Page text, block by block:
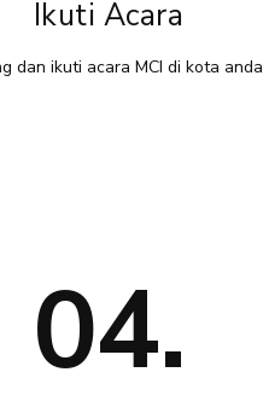
Ikuti Acara
dan ikuti acara MCI di kota anda
04.